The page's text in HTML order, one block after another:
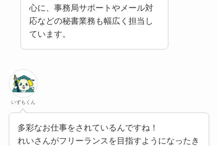
心に、事務局サポートやメール対
応などの秘書業務も幅広く担当し
ています。
いずもくん
多彩なお仕事をされているんですね！
れいさんがフリーランスを目指すようになったき